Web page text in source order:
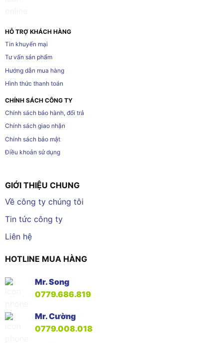
HỖ TRỢ KHÁCH HÀNG
Tin khuyến mại
Tư vấn sản phẩm
Hướng dẫn mua hàng
Hình thức thanh toán
CHÍNH SÁCH CÔNG TY
Chính sách bảo hành, đổi trả
Chính sách giao nhận
Chính sách bảo mật
Điều khoản sử dụng
GIỚI THIỆU CHUNG
Về công ty chúng tôi
Tin tức công ty
Liên hệ
HOTLINE MUA HÀNG
Mr. Song
0779.686.819
Mr. Cường
0779.008.018